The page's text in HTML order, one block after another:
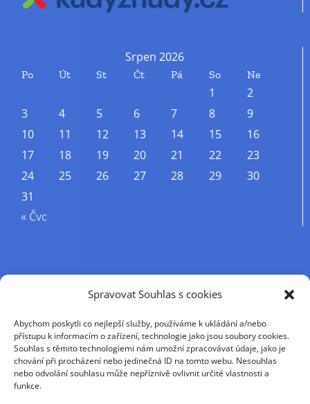
Spravovat Souhlas s cookies
Abychom poskytli co nejlepší služby, používáme k ukládání a/nebo
přístupu k informacím o zařízení, technologie jako jsou soubory cookies.
Souhlas s těmito technologiemi nám umožní zpracovávat údaje, jako je
chování při procházení nebo jedinečná ID na tomto webu. Nesouhlas
nebo odvolání souhlasu může nepříznivě ovlivnit určité vlastnosti a
funkce.
Srpen 2026
Po Út St Čt Pá So Ne
1
2
3
4 5 6 7 8
9
10
11 12 13 14 15
16
17
18 19 20 21 22
23
24
25 26 27 28 29
30
31
« Čvc
Příjmení
Křestní jméno
E-mail